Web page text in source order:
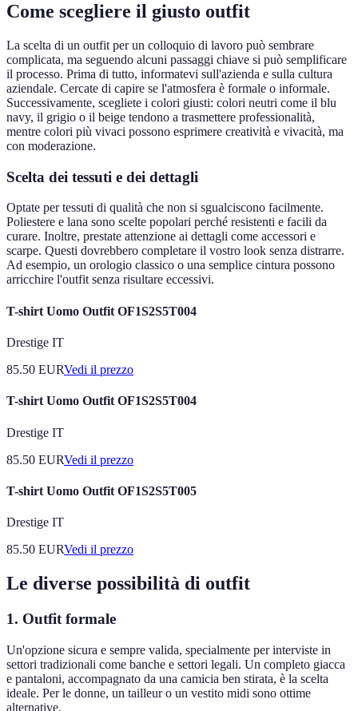
Come scegliere il giusto outfit
La scelta di un outfit per un colloquio di lavoro può sembrare
complicata, ma seguendo alcuni passaggi chiave si può semplificare
il processo. Prima di tutto, informatevi sull'azienda e sulla cultura
aziendale. Cercate di capire se l'atmosfera è formale o informale.
Successivamente, scegliete i colori giusti: colori neutri come il blu
navy, il grigio o il beige tendono a trasmettere professionalità,
mentre colori più vivaci possono esprimere creatività e vivacità, ma
con moderazione.
Scelta dei tessuti e dei dettagli
Optate per tessuti di qualità che non si sgualciscono facilmente.
Poliestere e lana sono scelte popolari perché resistenti e facili da
curare. Inoltre, prestate attenzione ai dettagli come accessori e
scarpe. Questi dovrebbero completare il vostro look senza distrarre.
Ad esempio, un orologio classico o una semplice cintura possono
arricchire l'outfit senza risultare eccessivi.
T-shirt Uomo Outfit OF1S2S5T004
Drestige IT
85.50 EURVedi il prezzo
T-shirt Uomo Outfit OF1S2S5T004
Drestige IT
85.50 EURVedi il prezzo
T-shirt Uomo Outfit OF1S2S5T005
Drestige IT
85.50 EURVedi il prezzo
Le diverse possibilità di outfit
1. Outfit formale
Un'opzione sicura e sempre valida, specialmente per interviste in
settori tradizionali come banche e settori legali. Un completo giacca
e pantaloni, accompagnato da una camicia ben stirata, è la scelta
ideale. Per le donne, un tailleur o un vestito midi sono ottime
alternative.